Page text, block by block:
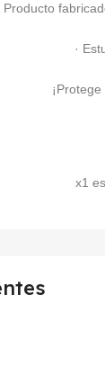
Producto
·
x1